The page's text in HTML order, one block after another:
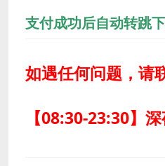
支付成功后自动转跳
如遇任何问题，请
【08:30-23:30】